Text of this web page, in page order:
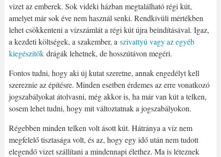
vizet az emberek. Sok vidéki házban megtalálható régi kút,
amelyet már sok éve nem használ senki. Rendkívüli mértékben
lehet csökkenteni a vízszámlát a régi kút újra beindításával. Igaz,
a kezdeti költségek, a szakember, a szivattyú vagy az egyéb
kiegészítőkdrágák lehetnek, de hosszútávon megéri.
Fontos tudni, hogy aki új kutat szeretne, annak engedélyt kell
szereznie az építésre. Minden esetben érdemes az erre vonatkozó
jogszabályokat átolvasni, még akkor is, ha már van kút a telken,
sosem lehet tudni, hogy mit változtatnak a jogszabályokon.
Régebben minden telken volt ásott kút. Hátránya a víz nem
megfelelő tisztasága volt, és az, hogy egy idő után nem tudott
elegendő vizet szállítani a mindennapi élethez. Ma is léteznek